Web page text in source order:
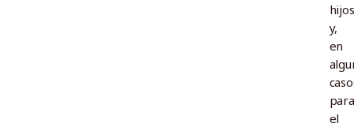
hijos
y,
en
para
el